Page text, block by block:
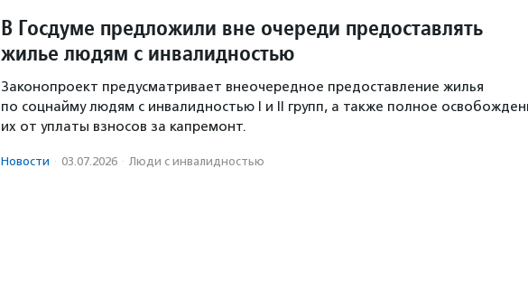
В Госдуме предложили вне очереди предоставлять
жилье людям с инвалидностью
Законопроект предусматривает внеочередное предоставление жилья
по соцнайму людям с инвалидностью I и II групп, а также полное
их от уплаты взносов за капремонт.
Новости · 03.07.2026 · Люди с инвалидностью